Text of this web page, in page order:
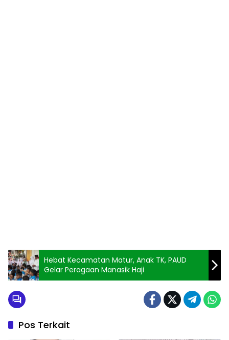
Hebat Kecamatan Matur, Anak TK, PAUD
Gelar Peragaan Manasik Haji
Pos Terkait